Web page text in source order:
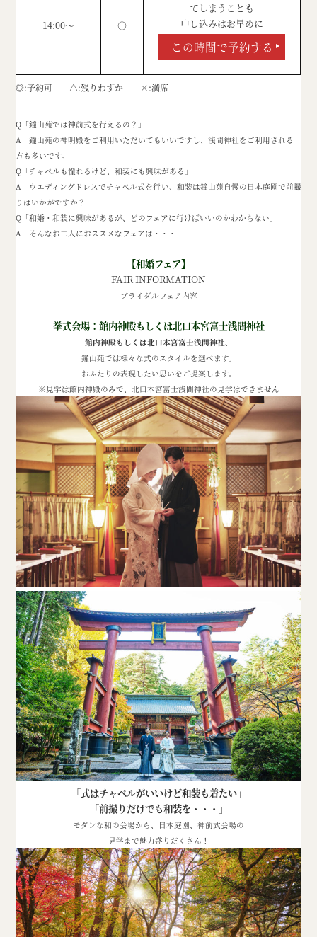
14:00～ ○
てしまうことも
申し込みはお早めに
この時間で予約する
◎ 予約可 △ 残りわずか × 満席
Q「鐘山苑では神前式を行えるの？」
A 鐘山苑の神明殿をご利用いただいてもいいですし、浅間神社をご利用される
方も多いです。
Q「チャペルも憧れるけど、和装にも興味がある」
A ウエディングドレスでチャペル式を行い、和装は鐘山苑自慢の日本庭園で前撮
りはいかがですか？
Q「和婚・和装に興味があるが、どのフェアに行けばいいのかわからない」
A そんなお二人におススメなフェアは・・・
【和婚フェア】
FAIR INFORMATION
ブライダルフェア内容
挙式会場：館内神殿もしくは北口本宮富士浅間神社
館内神殿もしくは北口本宮富士浅間神社、
鐘山苑では様々な式のスタイルを選べます。
おふたりの表現したい思いをご提案します。
※見学は館内神殿のみで、北口本宮富士浅間神社の見学はできません
「式はチャペルがいいけど和装も着たい」
「前撮りだけでも和装を・・・」
モダンな和の会場から、日本庭園、神前式会場の
見学まで魅力盛りだくさん！